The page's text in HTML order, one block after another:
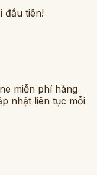
đầu tiên!
miễn phí hàng
nhật liên tục mỗi